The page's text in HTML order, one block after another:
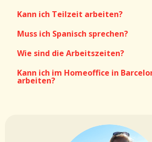
Kann ich Teilzeit arbeiten?
Muss ich Spanisch sprechen?
Wie sind die Arbeitszeiten?
Kann ich im Homeoffice in
arbeiten?